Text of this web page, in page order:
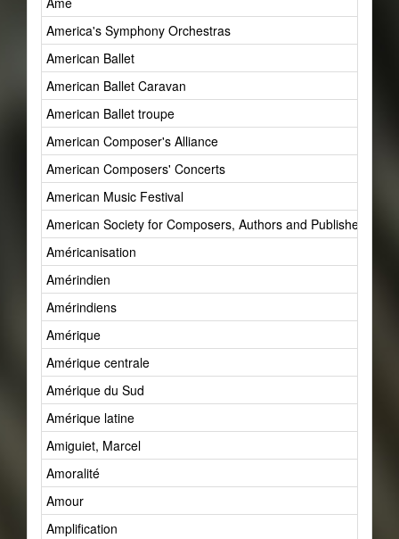
America's Symphony Orchestras
American Ballet
American Ballet Caravan
American Ballet troupe
American Composer's Alliance
American Composers' Concerts
American Music Festival
American Society for Composers, Authors and Publishers
Américanisation
Amérindien
Amérindiens
Amérique
Amérique centrale
Amérique du Sud
Amérique latine
Amiguiet, Marcel
Amoralité
Amour
Amplification